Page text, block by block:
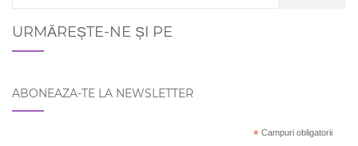
URMĂREȘTE-NE ȘI PE
ABONEAZA-TE LA NEWSLETTER
* Campuri obligatorii